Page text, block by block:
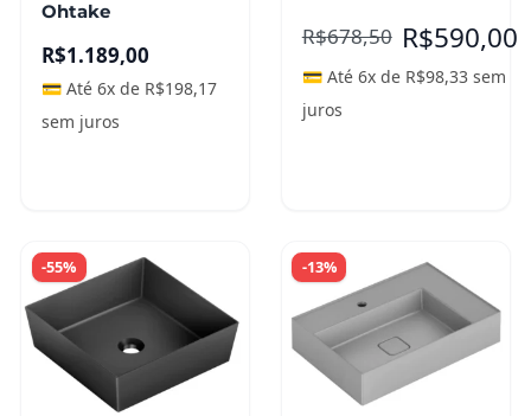
Ohtake
R$1.189,00
💳 Até 6x de R$198,17
sem juros
R$678,50 R$590,00
💳 Até 6x de R$98,33 sem
juros
-55% -13%